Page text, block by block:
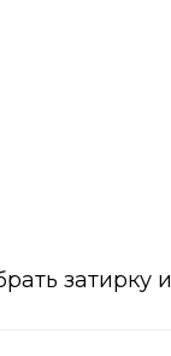
затирку